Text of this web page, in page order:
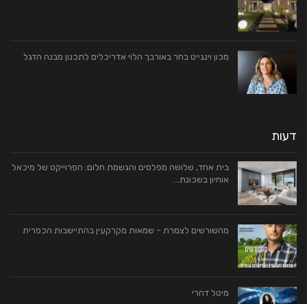
מכון וינגייט בחר באורבך הלוי אדריכלים לתכנון מבנה הדגל
דעות
בית אחד, שלושה מפלסים והגשמת חלום: הפרוייקט של מיכאל
אוחיון בשכונת…
מהשורשים לצמרת – שמאות מקרקעין בהתיישבות הכפרית
מיטל דהרי